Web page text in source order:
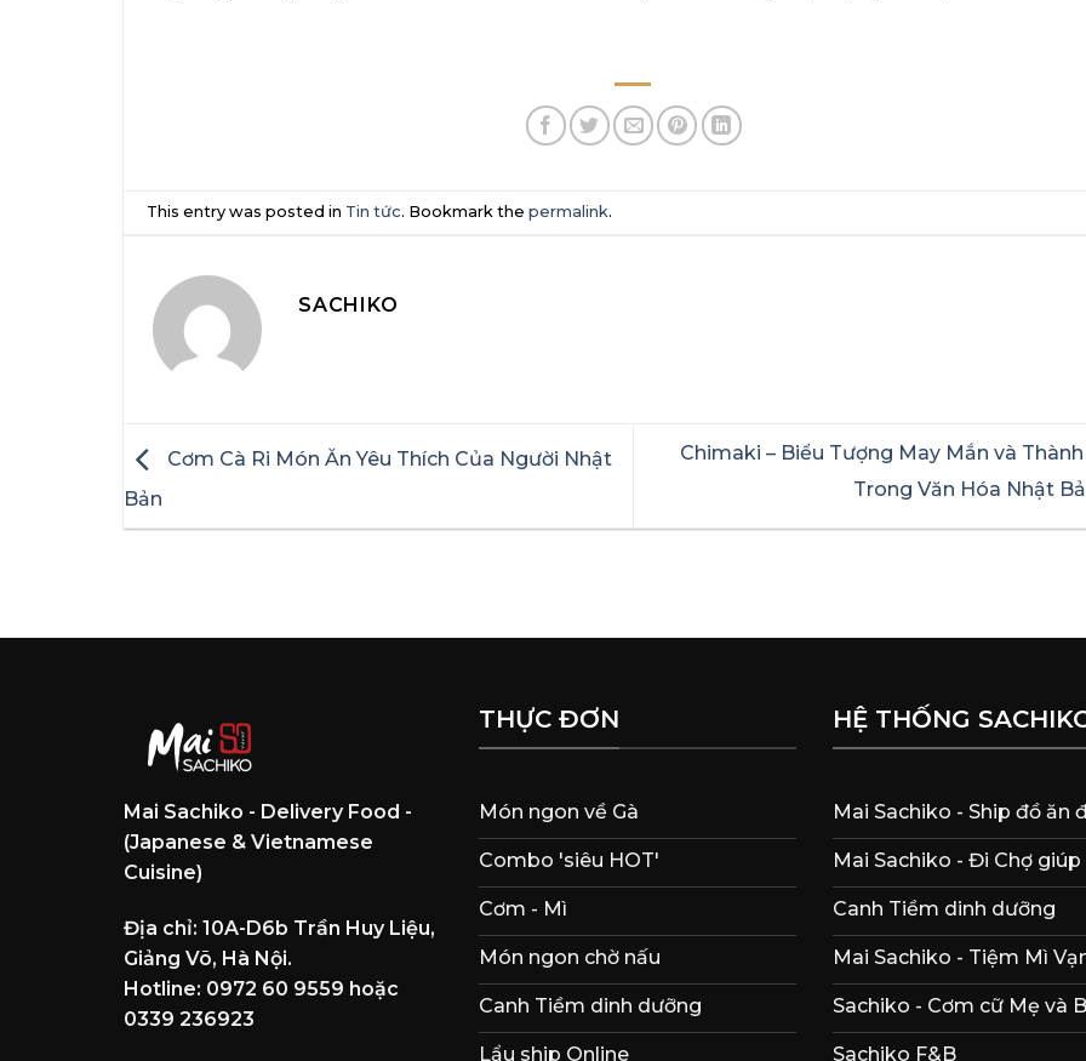
This entry was posted in Tin tức. Bookmark thepermalink.
SACHIKO
Cơm Cà Ri Món Ăn Yêu Thích Của Người Nhật
Bản
Chimaki – Biểu Tượng May Mắn và
Trong Văn Hóa Nhật
Mai Sachiko - Delivery Food -
(Japanese & Vietnamese
Cuisine)
Địa chỉ: 10A-D6b Trần Huy Liệu,
Giảng Võ, Hà Nội.
Hotline: 0972 60 9559 hoặc
0339 236923
THỰC ĐƠN
Món ngon về Gà
Combo 'siêu HOT'
Cơm - Mì
Món ngon chờ nấu
Canh Tiềm dinh dưỡng
Lẩu ship Online
HỆ THỐNG
Mai Sachiko - Ship đồ ăn
Mai Sachiko - Đi Chợ giúp
Canh Tiềm dinh dưỡng
Mai Sachiko - Tiệm Mì
Sachiko - Cơm cữ Mẹ và
Sachiko F&B